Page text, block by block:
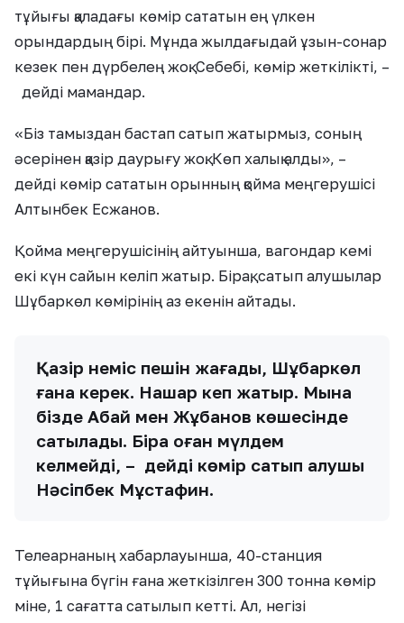
тұйығы қаладағы көмір сататын ең үлкен
орындардың бірі. Мұнда жылдағыдай ұзын-сонар
кезек пен дүрбелең жоқ. Себебі, көмір жеткілікті, –
дейді мамандар.
«Біз тамыздан бастап сатып жатырмыз, соның
әсерінен қазір даурығу жоқ. Көп халық алды», –
дейді көмір сататын орынның қойма меңгерушісі
Алтынбек Есжанов.
Қойма меңгерушісінің айтуынша, вагондар кемі
екі күн сайын келіп жатыр. Бірақ, сатып алушылар
Шұбаркөл көмірінің аз екенін айтады.
Қазір неміс пешін жағады, Шұбаркөл
ғана керек. Нашар кеп жатыр. Мына
бізде Абай мен Жұбанов көшесінде
сатылады. Бірақ оған мүлдем
келмейді, – дейді көмір сатып алушы
Нәсіпбек Мұстафин.
Телеарнаның хабарлауынша, 40-станция
тұйығына бүгін ғана жеткізілген 300 тонна көмір
міне, 1 сағатта сатылып кетті. Ал, негізі